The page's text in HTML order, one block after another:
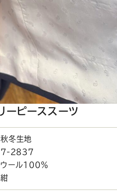
ピーススーツ
秋冬生地
7-2837
ウール100%
紺